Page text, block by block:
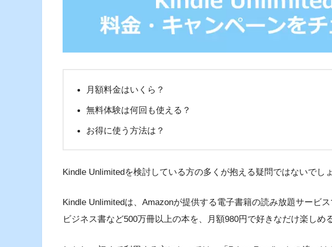
月額料金はいくら？
無料体験は何回も使える？
お得に使う方法は？
Kindle Unlimitedを検討している方の多くが抱える疑問ではないでしょ
Kindle Unlimitedは、Amazonが提供する電子書籍の読み放題サービス
ビジネス書など500万冊以上の本を、月額980円で好きなだけ楽しめ